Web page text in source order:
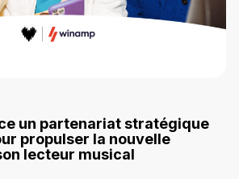
un partenariat stratégique
propulser la nouvelle
lecteur musical